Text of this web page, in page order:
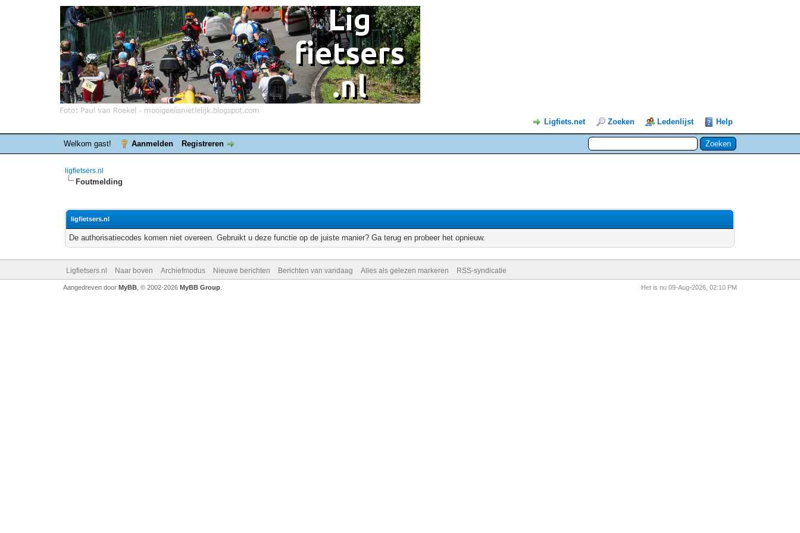
Ligfiets.net Zoeken Ledenlijst Help
Welkom gast! Aanmelden Registreren
ligfietsers.nl
Foutmelding
ligfietsers.nl
De authorisatiecodes komen niet overeen. Gebruikt u deze functie op de juiste manier? Ga terug en probeer het opnieuw.
Ligfietsers.nl Naar boven Archiefmodus Nieuwe berichten Berichten van vandaag Alles als gelezen markeren RSS-syndicatie
Het is nu 09-Aug-2026, 02:10 PM
Aangedreven door MyBB, © 2002-2026 MyBB Group.